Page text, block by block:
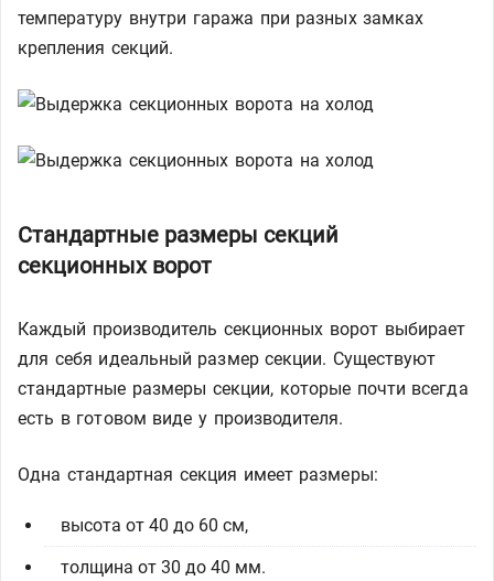
температуру внутри гаража при разных замках
крепления секций.
Стандартные размеры секций
секционных ворот
Каждый производитель секционных ворот выбирает
для себя идеальный размер секции. Существуют
стандартные размеры секции, которые почти всегда
есть в готовом виде у производителя.
Одна стандартная секция имеет размеры:
высота от 40 до 60 см,
толщина от 30 до 40 мм.